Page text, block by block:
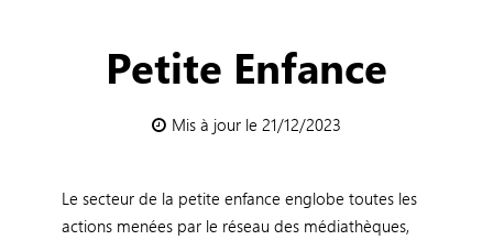
Petite Enfance
Mis à jour le 21/12/2023
Le secteur de la petite enfance englobe toutes les
actions menées par le réseau des médiathèques,